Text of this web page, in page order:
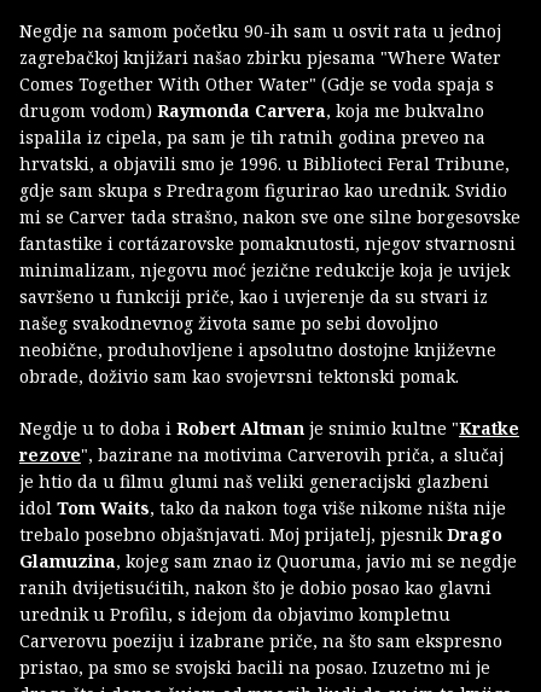
Negdje na samom početku 90-ih sam u osvit rata u jednoj
zagrebačkoj knjižari našao zbirku pjesama "Where Water
Comes Together With Other Water" (Gdje se voda spaja s
drugom vodom) Raymonda Carvera, koja me bukvalno
ispalila iz cipela, pa sam je tih ratnih godina preveo na
hrvatski, a objavili smo je 1996. u Biblioteci Feral Tribune,
gdje sam skupa s Predragom figurirao kao urednik. Svidio
mi se Carver tada strašno, nakon sve one silne borgesovske
fantastike i cortázarovske pomaknutosti, njegov stvarnosni
minimalizam, njegovu moć jezične redukcije koja je uvijek
savršeno u funkciji priče, kao i uvjerenje da su stvari iz
našeg svakodnevnog života same po sebi dovoljno
neobične, produhovljene i apsolutno dostojne književne
obrade, doživio sam kao svojevrsni tektonski pomak.
Negdje u to doba i Robert Altman je snimio kultne "Kratke
rezove", bazirane na motivima Carverovih priča, a slučaj
je htio da u filmu glumi naš veliki generacijski glazbeni
idol Tom Waits, tako da nakon toga više nikome ništa nije
trebalo posebno objašnjavati. Moj prijatelj, pjesnikDrago
Glamuzina, kojeg sam znao iz Quoruma, javio mi se negdje
ranih dvijetisućitih, nakon što je dobio posao kao glavni
urednik u Profilu, s idejom da objavimo kompletnu
Carverovu poeziju i izabrane priče, na što sam ekspresno
pristao, pa smo se svojski bacili na posao. Izuzetno mi je